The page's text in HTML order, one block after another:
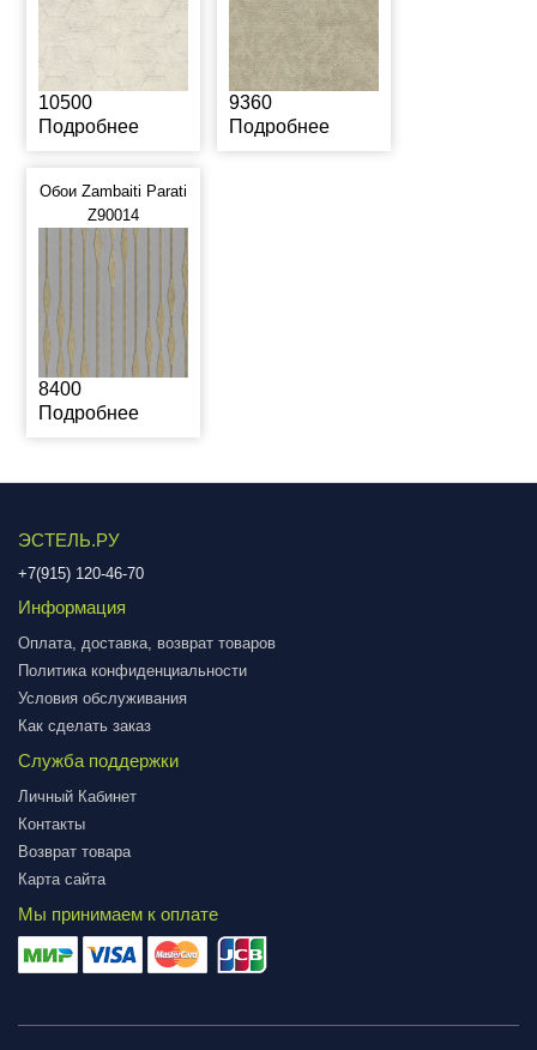
10500
Подробнее
9360
Подробнее
Обои Zambaiti Parati
Z90014
8400
Подробнее
ЭСТЕЛЬ.РУ
+7(915) 120-46-70
Информация
Оплата, доставка, возврат товаров
Политика конфиденциальности
Условия обслуживания
Как сделать заказ
Служба поддержки
Личный Кабинет
Контакты
Возврат товара
Карта сайта
Мы принимаем к оплате